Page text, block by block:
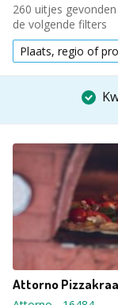
260 uitjes
de volgende filters
Plaats, regio of
Attorno